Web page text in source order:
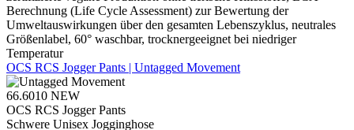
Berechnung (Life Cycle Assessment) zur Bewertung der
Umweltauswirkungen über den gesamten Lebenszyklus, neutrales
Größenlabel, 60° waschbar, trocknergeeignet bei niedriger
Temperatur
OCS RCS Jogger Pants | Untagged Movement
66.6010 NEW
OCS RCS Jogger Pants
Schwere Unisex Jogginghose